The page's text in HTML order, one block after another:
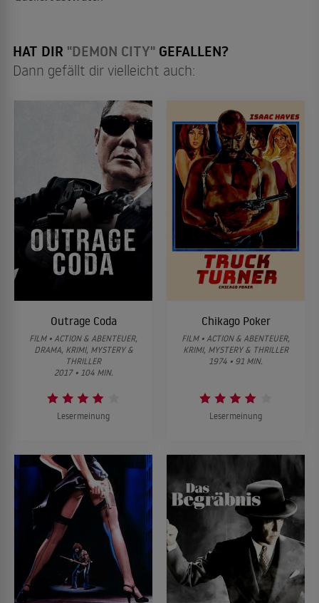
HAT DIR "DEMON CITY" GEFALLEN?
Dann gefällt dir vielleicht auch:
Outrage Coda
FILM • ACTION & ABENTEUER,
DRAMA, KRIMI, MYSTERY &
THRILLER
2017 • 104 MIN.
Lesermeinung
Chikago Poker
FILM • ACTION & ABENTEUER,
KRIMI, MYSTERY & THRILLER
1974 • 91 MIN.
Lesermeinung